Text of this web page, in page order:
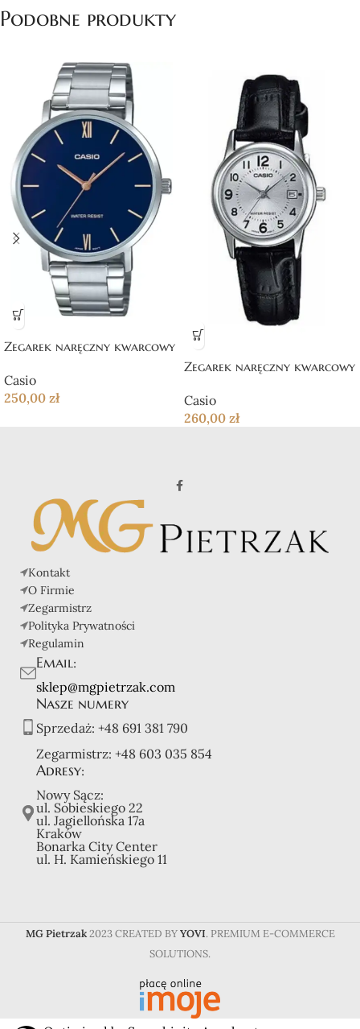
Podobne produkty
Zegarek naręczny kwarcowy
Casio
250,00 zł
Zegarek naręczny kwarcowy
Casio
260,00 zł
Kontakt
O Firmie
Zegarmistrz
Polityka Prywatności
Regulamin
Email:
sklep@mgpietrzak.com
Nasze numery
Sprzedaż: +48 691 381 790
Zegarmistrz: +48 603 035 854
Adresy:
Nowy Sącz:
ul. Sobieskiego 22
ul. Jagiellońska 17a
Kraków
Bonarka City Center
ul. H. Kamieńskiego 11
MG Pietrzak 2023 CREATED BYYOVI. PREMIUM E-COMMERCE
SOLUTIONS.